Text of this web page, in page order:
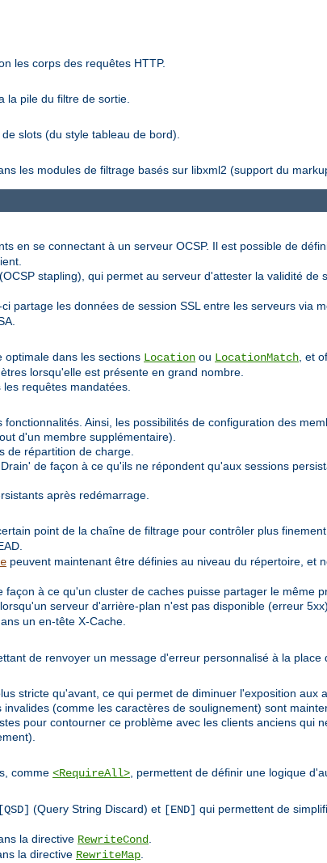
les corps des requêtes HTTP.
la pile du filtre de sortie.
slots (du style tableau de bord).
les modules de filtrage basés sur libxml2 (support du
en se connectant à un serveur OCSP. Il est possible de
stapling), qui permet au serveur d'attester la validité de
partage les données de session SSL entre les serveurs via
dans les sections Location ou LocationMatch, et
lorsqu'elle est présente en grand nombre.
requêtes mandatées.
Ainsi, les possibilités de configuration des
d'un membre supplémentaire).
de répartition de charge.
de façon à ce qu'ils ne répondent qu'aux sessions
après redémarrage.
point de la chaîne de filtrage pour contrôler plus
peuvent maintenant être définies au niveau du répertoire, et
à ce qu'un cluster de caches puisse partager le même
serveur d'arrière-plan n'est pas disponible (erreur
un en-tête X-Cache.
de renvoyer un message d'erreur personnalisé à la
stricte qu'avant, ce qui permet de diminuer l'exposition aux
(comme les caractères de soulignement) sont
pour contourner ce problème avec les clients anciens qui
comme <RequireAll>, permettent de définir une logique
[QSD] (Query String Discard) et [END] qui permettent de
la directive RewriteCond.
la directive RewriteMap.